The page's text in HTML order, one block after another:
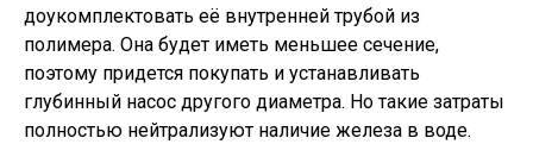
доукомплектовать её внутренней трубой из
полимера. Она будет иметь меньшее сечение,
поэтому придется покупать и устанавливать
глубинный насос другого диаметра. Но такие затраты
полностью нейтрализуют наличие железа в воде.